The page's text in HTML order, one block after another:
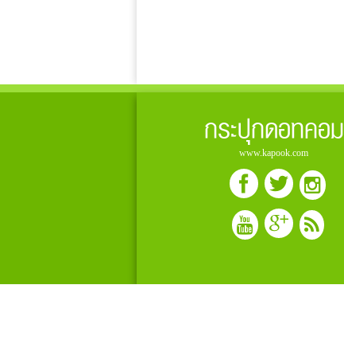
กระปุกดอทคอม
www.kapook.com